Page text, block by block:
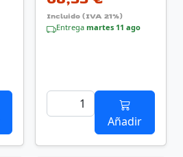
Incluido (IVA 21%)
Entrega martes 11 ago
Añadir